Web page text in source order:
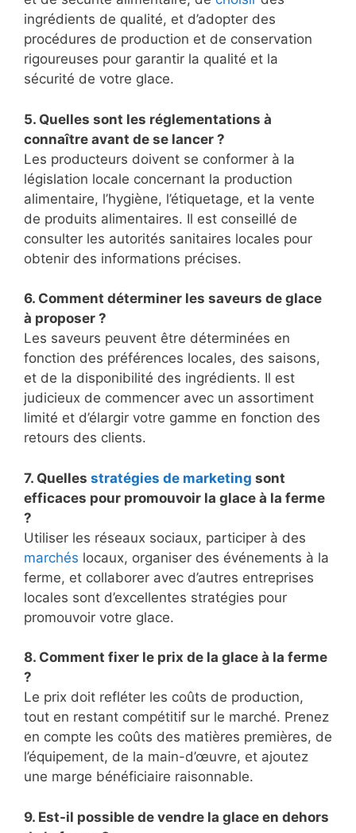
ingrédients de qualité, et d’adopter des
procédures de production et de conservation
rigoureuses pour garantir la qualité et la
sécurité de votre glace.
5. Quelles sont les réglementations à
connaître avant de se lancer ?
Les producteurs doivent se conformer à la
législation locale concernant la production
alimentaire, l’hygiène, l’étiquetage, et la vente
de produits alimentaires. Il est conseillé de
consulter les autorités sanitaires locales pour
obtenir des informations précises.
6. Comment déterminer les saveurs de glace
à proposer ?
Les saveurs peuvent être déterminées en
fonction des préférences locales, des saisons,
et de la disponibilité des ingrédients. Il est
judicieux de commencer avec un assortiment
limité et d’élargir votre gamme en fonction des
retours des clients.
7. Quelles stratégies de marketing sont
efficaces pour promouvoir la glace à la ferme
?
Utiliser les réseaux sociaux, participer à des
marchés locaux, organiser des événements à la
ferme, et collaborer avec d’autres entreprises
locales sont d’excellentes stratégies pour
promouvoir votre glace.
8. Comment fixer le prix de la glace à la ferme
?
Le prix doit refléter les coûts de production,
tout en restant compétitif sur le marché. Prenez
en compte les coûts des matières premières, de
l’équipement, de la main-d’œuvre, et ajoutez
une marge bénéficiaire raisonnable.
9. Est-il possible de vendre la glace en dehors